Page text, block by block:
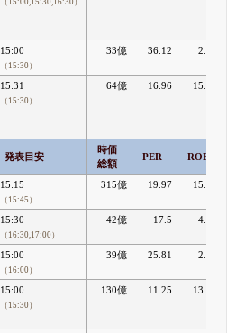
（15:00,15:30,16:30）
15:00
（15:30）
33億 36.12 2.26
15:31
（15:30）
64億 16.96 15.74
発表目安
時価
総額
PER ROE
15:15
（15:45）
315億 19.97 15.27
15:30
（16:30,17:00）
42億 17.5 4.06
15:00
（16:00）
39億 25.81 2.36
15:00
（15:30）
130億 11.25 13.05